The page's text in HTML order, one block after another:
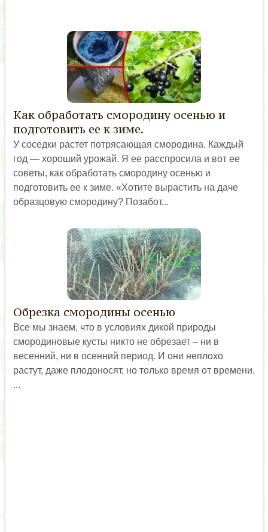
Как обработать смородину осенью и
подготовить ее к зиме.
У соседки растет потрясающая смородина. Каждый
год — хороший урожай. Я ее расспросила и вот ее
советы, как обработать смородину осенью и
подготовить ее к зиме. «Хотите вырастить на даче
образцовую смородину? Позабот...
Обрезка смородины осенью
Все мы знаем, что в условиях дикой природы
смородиновые кусты никто не обрезает – ни в
весенний, ни в осенний период. И они неплохо
растут, даже плодоносят, но только время от времени.
...